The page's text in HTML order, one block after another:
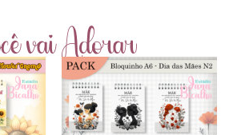
vai Adorar